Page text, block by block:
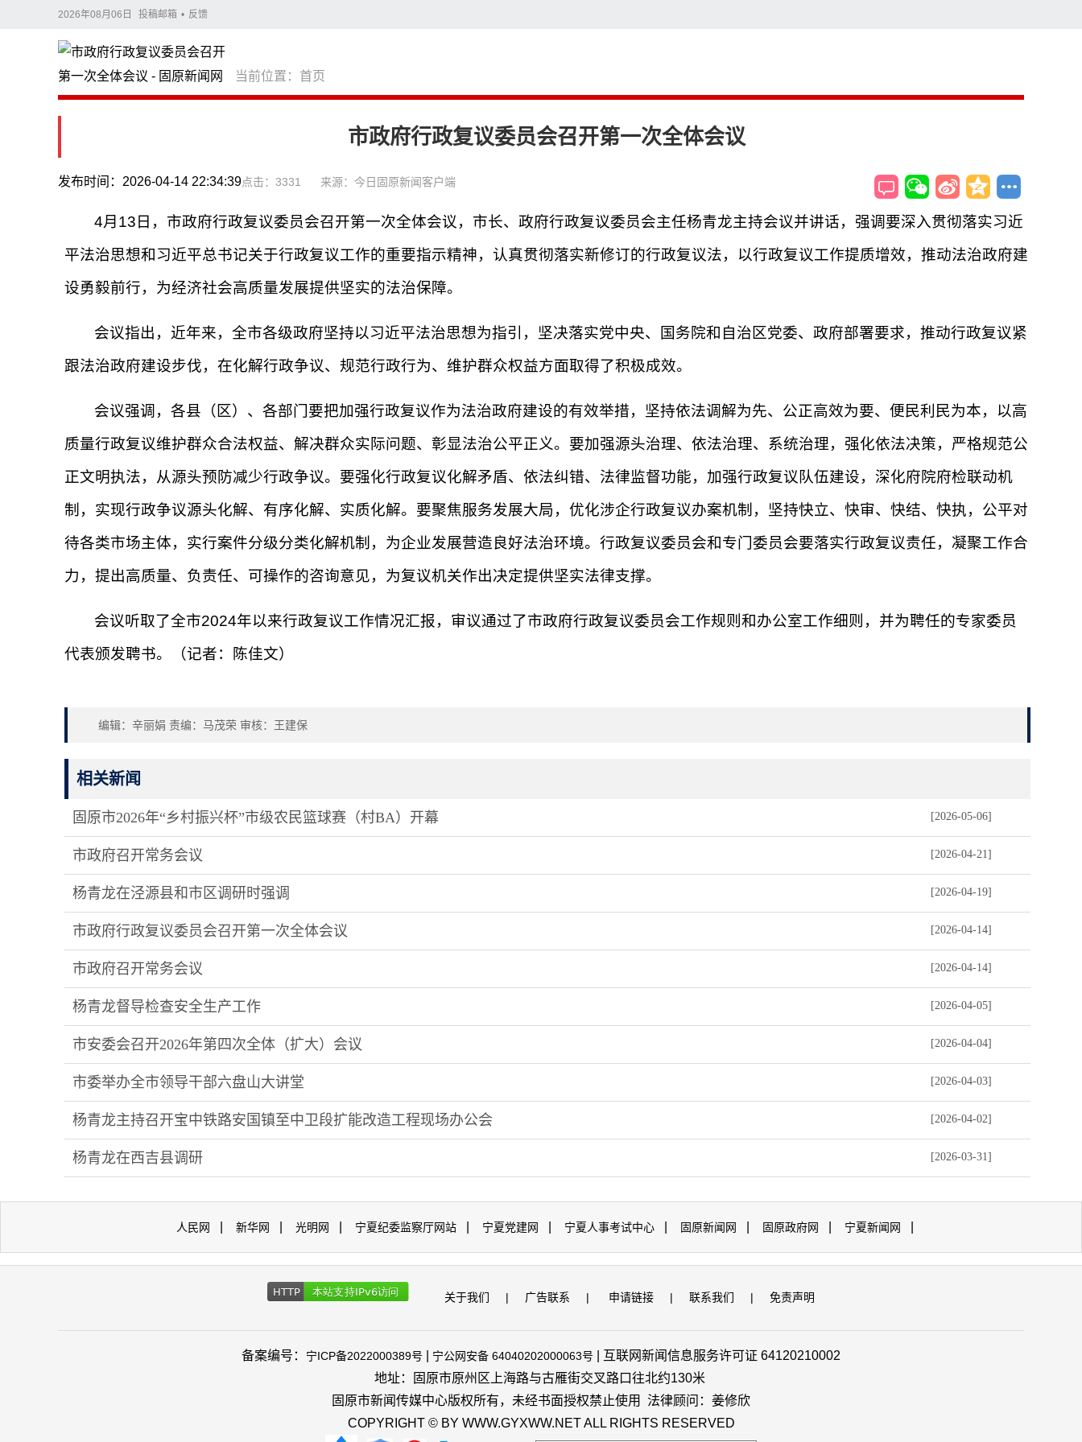
2026年08月06日 投稿邮箱 • 反馈
当前位置： 首页
搜索
搜索
市政府行政复议委员会召开第一次全体会议
点击：3331
发布时间：2026-04-14 22:34:39 来源：今日固原新闻客户端
4月13日，市政府行政复议委员会召开第一次全体会议，市长、政府行政复议委员会主任杨青龙主持会议并讲话，强调要深入贯彻落实习近
平法治思想和习近平总书记关于行政复议工作的重要指示精神，认真贯彻落实新修订的行政复议法，以行政复议工作提质增效，推动法治政府建
设勇毅前行，为经济社会高质量发展提供坚实的法治保障。
会议指出，近年来，全市各级政府坚持以习近平法治思想为指引，坚决落实党中央、国务院和自治区党委、政府部署要求，推动行政复议紧
跟法治政府建设步伐，在化解行政争议、规范行政行为、维护群众权益方面取得了积极成效。
会议强调，各县（区）、各部门要把加强行政复议作为法治政府建设的有效举措，坚持依法调解为先、公正高效为要、便民利民为本，以高
质量行政复议维护群众合法权益、解决群众实际问题、彰显法治公平正义。要加强源头治理、依法治理、系统治理，强化依法决策，严格规范公
正文明执法，从源头预防减少行政争议。要强化行政复议化解矛盾、依法纠错、法律监督功能，加强行政复议队伍建设，深化府院府检联动机
制，实现行政争议源头化解、有序化解、实质化解。要聚焦服务发展大局，优化涉企行政复议办案机制，坚持快立、快审、快结、快执，公平对
待各类市场主体，实行案件分级分类化解机制，为企业发展营造良好法治环境。行政复议委员会和专门委员会要落实行政复议责任，凝聚工作合
力，提出高质量、负责任、可操作的咨询意见，为复议机关作出决定提供坚实法律支撑。
会议听取了全市2024年以来行政复议工作情况汇报，审议通过了市政府行政复议委员会工作规则和办公室工作细则，并为聘任的专家委员
代表颁发聘书。（记者：陈佳文）
编辑：辛丽娟 责编：马茂荣 审核：王建保
相关新闻
固原市2026年“乡村振兴杯”市级农民篮球赛（村BA）开幕
三营镇代表队赢得揭幕战
[2026-05-06]
市政府召开常务会议 [2026-04-21]
杨青龙在泾源县和市区调研时强调
树立和践行正确政绩观 奋力完成全年经济社会发展目标
[2026-04-19]
市政府行政复议委员会召开第一次全体会议 [2026-04-14]
市政府召开常务会议 [2026-04-14]
杨青龙督导检查安全生产工作 [2026-04-05]
市安委会召开2026年第四次全体（扩大）会议 [2026-04-04]
市委举办全市领导干部六盘山大讲堂 [2026-04-03]
杨青龙主持召开宝中铁路安国镇至中卫段扩能改造工程现场办公会 [2026-04-02]
杨青龙在西吉县调研 [2026-03-31]
人民网 新华网 光明网 宁夏纪委监察厅网站 宁夏党建网 宁夏人事考试中心 固原新闻网 固原政府网 宁夏新闻网
关于我们 | 广告联系 | 申请链接 | 联系我们 | 免责声明
备案编号： 宁ICP备2022000389号 宁公网安备 64040202000063号 | 互联网新闻信息服务许可证 64120210002
地址：固原市原州区上海路与古雁街交叉路口往北约130米
固原市新闻传媒中心版权所有，未经书面授权禁止使用 法律顾问：姜修欣
COPYRIGHT © BY WWW.GYXWW.NET ALL RIGHTS RESERVED